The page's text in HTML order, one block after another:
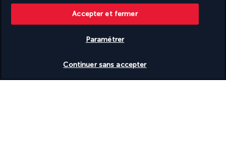
l'hôtel. Vous pouvez commencer votre journée par la visite de
l'histoire de l'Islam puis par la mosquée des deux Qibla (Al
Paramétrer
Continuer sans accepter
Accepter et fermer